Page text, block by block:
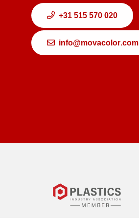
+31 515 570 020
info@movacolor.com